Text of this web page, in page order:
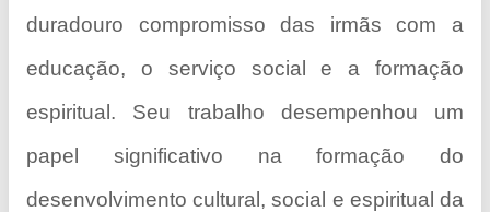
duradouro compromisso das irmãs com a
educação, o serviço social e a formação
espiritual. Seu trabalho desempenhou um
papel significativo na formação do
desenvolvimento cultural, social e espiritual da